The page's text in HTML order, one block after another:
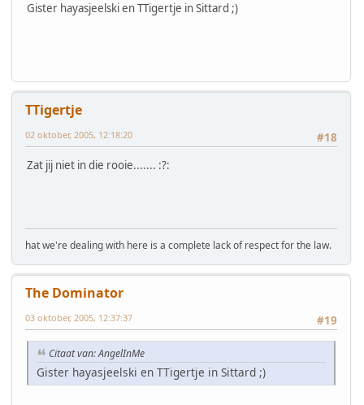
Gister hayasjeelski en TTigertje in Sittard ;)
TTigertje
#18
02 oktober, 2005, 12:18:20
Zat jij niet in die rooie....... :?:
hat we're dealing with here is a complete lack of respect for the law.
The Dominator
#19
03 oktober, 2005, 12:37:37
Citaat van: AngelInMe
Gister hayasjeelski en TTigertje in Sittard ;)